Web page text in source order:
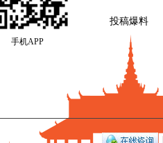
手机APP
投稿爆料